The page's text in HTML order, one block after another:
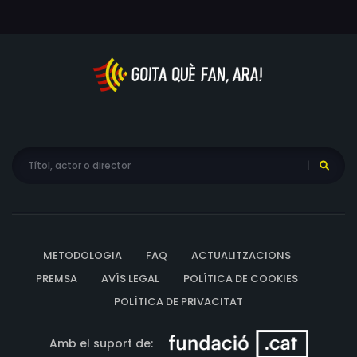
METODOLOGIA FAQ
ACTUALITZACIONS
PREMSA
AVÍS LEGAL
POLÍTICA DE COOKIES
POLÍTICA DE PRIVACITAT
Amb el suport de: